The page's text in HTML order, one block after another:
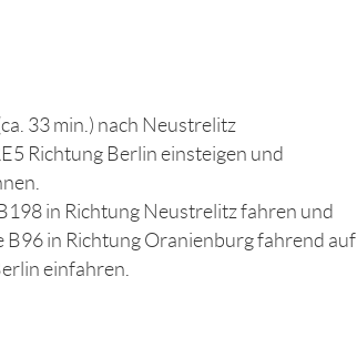
33 min.) nach Neustrelitz
Richtung Berlin einsteigen und
in Richtung Neustrelitz fahren und
B96 in Richtung Oranienburg fahrend auf
einfahren.